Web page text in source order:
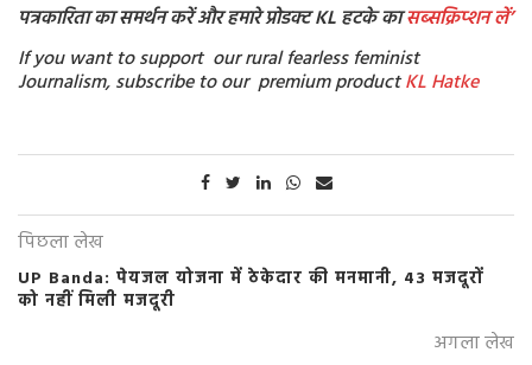
पत्रकारिता का समर्थन करें और हमारे प्रोडक्ट KL हटके कासब्सक्रिप्शनलें’
If you want to support our rural fearless feminist
Journalism, subscribe to our premium productKL Hatke
पिछला लेख
UP Banda: पेयजल योजना में ठेकेदार की मनमानी, 43 मजदूरों
को नहीं मिली मजदूरी
अगला लेख